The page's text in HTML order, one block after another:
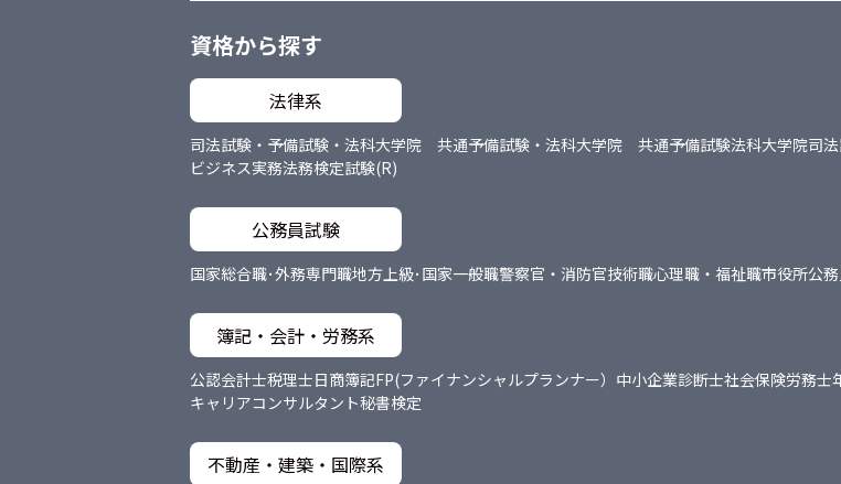
資格から探す
法律系
司法試験・予備試験・法科大学院 共通予備試験・法科大学院 共通予備試験法科大学院司
ビジネス実務法務検定試験(R)
公務員試験
国家総合職･外務専門職地方上級･国家一般職警察官・消防官技術職心理職・福祉職市役所公
簿記・会計・労務系
公認会計士税理士日商簿記FP(ファイナンシャルプランナー） 中小企業診断士社会保険労務士
キャリアコンサルタント秘書検定
不動産・建築・国際系